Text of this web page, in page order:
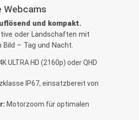
Webcams
und kompakt.
oder Landschaften mit
– Tag und Nacht.
ULTRA HD (2160p) oder QHD
IP67, einsatzbereit von
Motorzoom für optimalen